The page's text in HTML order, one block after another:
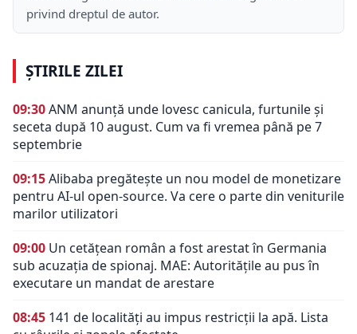
privind dreptul de autor.
ȘTIRILE ZILEI
09:30ANM anunță unde lovesc canicula, furtunile și
seceta după 10 august. Cum va fi vremea până pe 7
septembrie
09:15Alibaba pregătește un nou model de monetizare
pentru AI-ul open-source. Va cere o parte din veniturile
marilor utilizatori
09:00 Un cetățean român a fost arestat în Germania
sub acuzația de spionaj. MAE: Autorităţile au pus în
executare un mandat de arestare
08:45 141 de localități au impus restricții la apă. Lista